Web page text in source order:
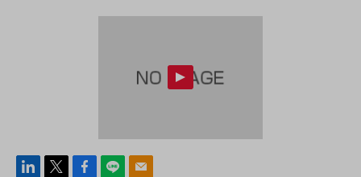
linke
Face
line mail